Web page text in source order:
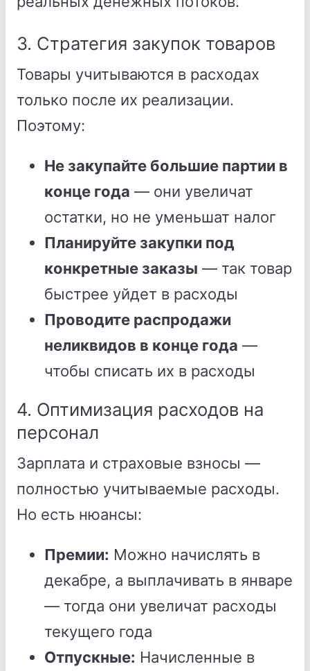
3. Стратегия закупок товаров
Товары учитываются в расходах
только после их реализации.
Поэтому:
Не закупайте большие партии в
конце года — они увеличат
остатки, но не уменьшат налог
Планируйте закупки под
конкретные заказы — так товар
быстрее уйдет в расходы
Проводите распродажи
неликвидов в конце года —
чтобы списать их в расходы
4. Оптимизация расходов на
персонал
Зарплата и страховые взносы —
полностью учитываемые расходы.
Но есть нюансы:
Премии: Можно начислять в
декабре, а выплачивать в январе
— тогда они увеличат расходы
текущего года
Отпускные: Начисленные в